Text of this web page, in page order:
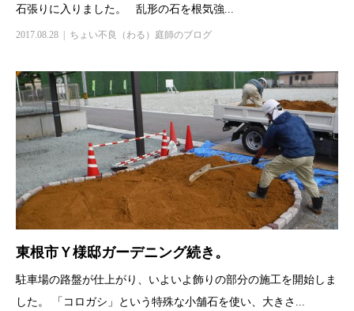
石張りに入りました。 乱形の石を根気強...
2017.08.28 ちょい不良（わる）庭師のブログ
東根市Ｙ様邸ガーデニング続き。
駐車場の路盤が仕上がり、いよいよ飾りの部分の施工を開始しま
した。 「コロガシ」という特殊な小舗石を使い、大きさ...